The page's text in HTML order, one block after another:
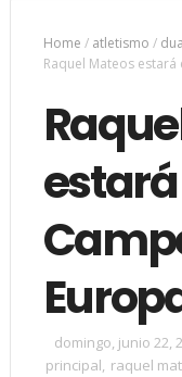
Home / atletismo /
Raquel Mateos
domingo, junio 22,
principal, raquel